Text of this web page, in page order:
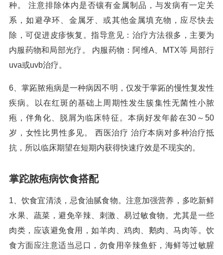
种。 注意排除体内是否镶有金属制品，与发病有一定关
系，如避孕环、金属牙、或其他金属填充物，应尽快去
除，可促进皮疹恢复。指导意见：治疗方法很多，主要为
内服药物和局部光疗。 内服药物：阿维A、MTX等 局部行
uva或uvb治疗。
6、掌跖脓疱病是一种病因不明，仅发于掌跖的慢性复发性
疾病。以在红斑的基础上周期性发生簇集性无菌性小脓
疱，伴角化、脱屑为临床特征。本病好发年龄在30～50
岁，女性比男性多见。 西医治疗 治疗本病对多种治疗抵
抗，所以临床期望在短期内获得快速疗效是不现实的。
掌跎脓疱病饮食搭配
1、饮食宜清淡，忌食油腻食物。注意加强营养，多吃新鲜
水果、蔬菜，避免辛辣、刺激、易过敏食物。尤其是一些
肉类，应该避免食用，如羊肉、鸡肉、鹅肉、马肉等。饮
食方面应注意适当忌口，勿食用辛辣鱼虾，海鲜等过敏腥